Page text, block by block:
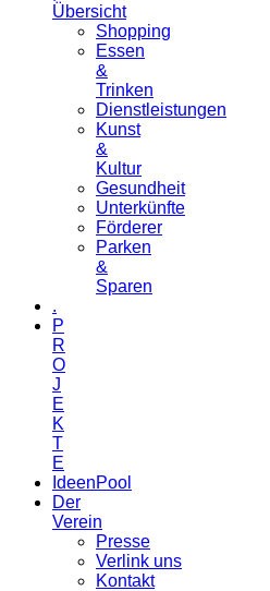
Übersicht
Shopping
Essen
&
Trinken
Dienstleistungen
Kunst
&
Kultur
Gesundheit
Unterkünfte
Förderer
Parken
&
Sparen
.
P
R
O
J
E
K
T
E
IdeenPool
Der
Verein
Presse
Verlink uns
Kontakt